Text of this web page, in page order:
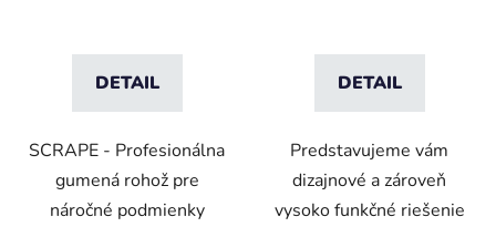
DETAIL
SCRAPE - Profesionálna
gumená rohož pre
náročné podmienky
DETAIL
Predstavujeme vám
dizajnové a zároveň
vysoko funkčné riešenie